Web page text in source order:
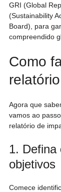
GRI (Global
(Sustainability
Board), para
compreendido
Como
Agora que
vamos ao
relatório de
1. Defina
objetivos
Comece